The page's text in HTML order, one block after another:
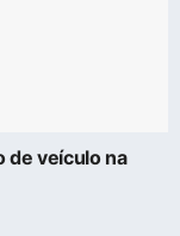
de veículo na